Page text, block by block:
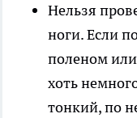
Нельзя
ноги. Если
поленом
хоть
тонкий, по